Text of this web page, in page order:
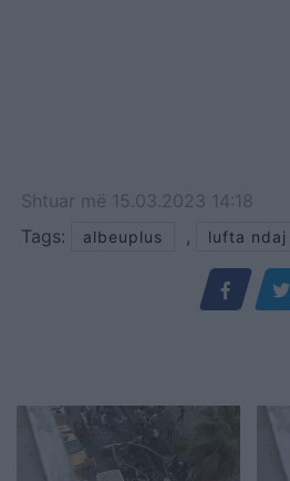
Shtuar më 15.03.2023 14:18
Tags:
albeuplus , lufta ndaj